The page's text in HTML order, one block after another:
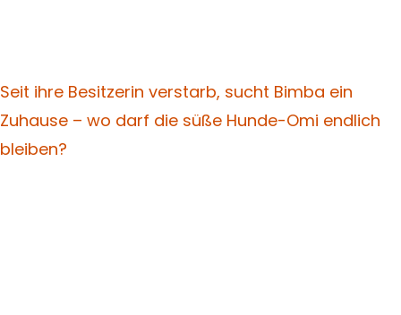
Seit ihre Besitzerin verstarb, sucht Bimba ein
Zuhause – wo darf die süße Hunde-Omi endlich
bleiben?